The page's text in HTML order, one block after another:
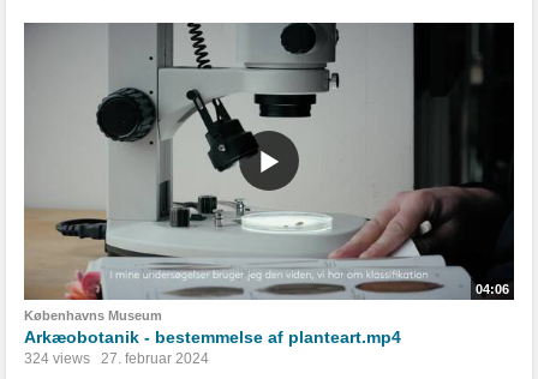
04:06
Københavns Museum
Arkæobotanik - bestemmelse af planteart.mp4
324 views 27. februar 2024